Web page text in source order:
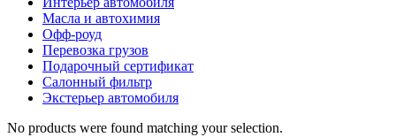
Масла и автохимия
Офф-роуд
Перевозка грузов
Подарочный сертификат
Салонный фильтр
Экстерьер автомобиля
No products were found matching your selection.